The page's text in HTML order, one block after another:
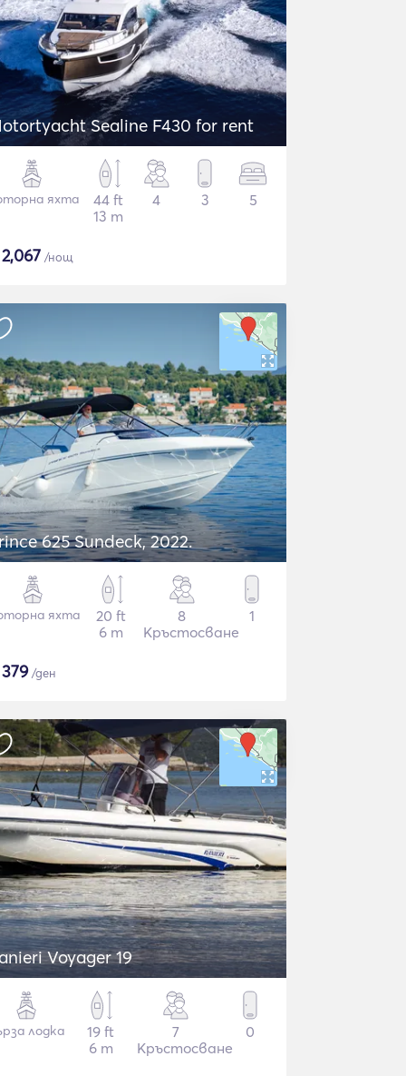
Sealine F430 for rent
яхта
44 ft
13 m
4 3 5
2,067 /нощ
625 Sundeck, 2022.
яхта
20 ft
6 m
8
Кръстосване
1
379/ден
Voyager 19
лодка
19 ft
6 m
7
Кръстосване
0